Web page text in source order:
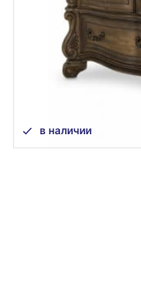
в наличии